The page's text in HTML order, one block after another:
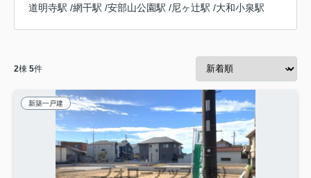
道明寺駅 /網干駅 /安部山公園駅 /尼ヶ辻駅 /大和小泉駅
2棟 5件
新築一戸建